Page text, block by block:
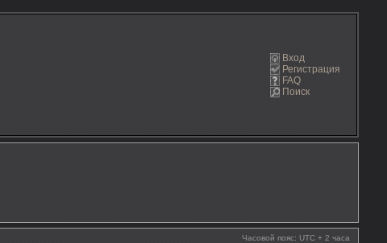
Вход
Регистрация
FAQ
Поиск
Часовой пояс: UTC + 2 часа